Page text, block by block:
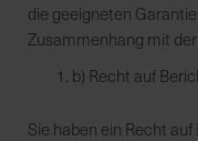
die geeigneten
Zusammenhang mit
b) Recht auf
Sie haben ein Recht